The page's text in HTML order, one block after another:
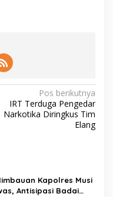
Pos berikutnya
IRT Terduga Pengedar
Narkotika Diringkus Tim
Elang
Kapolres Musi
Antisipasi Badai